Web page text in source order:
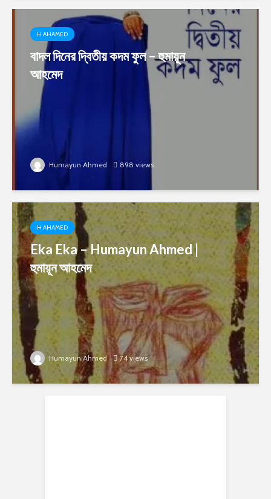
H AHAMED
বাদল দিনের দ্বিতীয় কদম ফুল – হুমায়ূন
আহমেদ
Humayun Ahmed 898 views
H AHAMED
Eka Eka – Humayun Ahmed |
হুমায়ূন আহমেদ
Humayun Ahmed 74 views